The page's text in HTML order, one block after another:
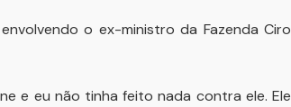
o ex-ministro da Fazenda Ciro
e eu não tinha feito nada contra ele. Ele